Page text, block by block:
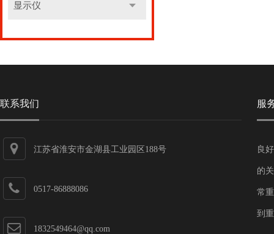
显示仪
联系我们
江苏省淮安市金湖县工业园区188号
0517-86888086
1832549464@qq.com
服
良
的
常
到